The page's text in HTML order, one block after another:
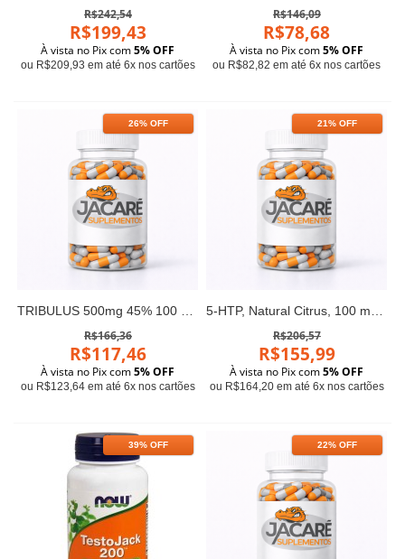
R$242,54
R$199,43
À vista no Pix com5% OFF
ou R$209,93 em até 6x nos cartões
R$146,09
R$78,68
À vista no Pix com5% OFF
ou R$82,82 em até 6x nos cartões
26% OFF
TRIBULUS 500mg 45% 100 VCAPS Now
R$166,36
R$117,46
À vista no Pix com5% OFF
ou R$123,64 em até 6x nos cartões
21% OFF
5-HTP, Natural Citrus, 100 mg, 90 Chewables
R$206,57
R$155,99
À vista no Pix com5% OFF
ou R$164,20 em até 6x nos cartões
39% OFF 22% OFF